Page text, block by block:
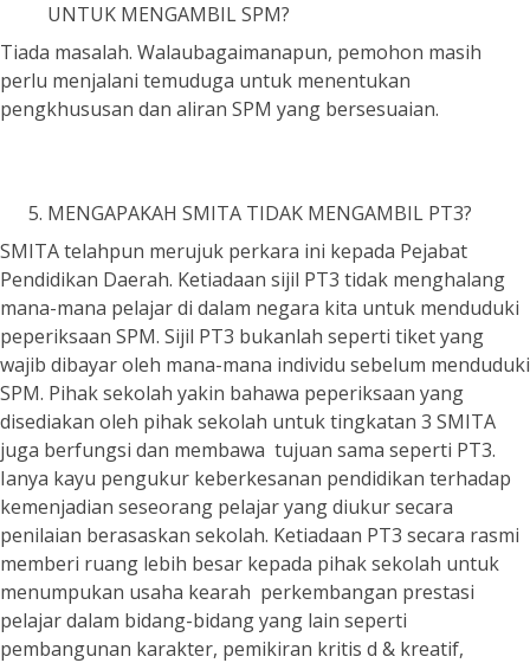
UNTUK MENGAMBIL SPM?
Tiada masalah. Walaubagaimanapun, pemohon masih
perlu menjalani temuduga untuk menentukan
pengkhususan dan aliran SPM yang bersesuaian.
MENGAPAKAH SMITA TIDAK MENGAMBIL PT3?
SMITA telahpun merujuk perkara ini kepada Pejabat
Pendidikan Daerah. Ketiadaan sijil PT3 tidak menghalang
mana-mana pelajar di dalam negara kita untuk menduduki
peperiksaan SPM. Sijil PT3 bukanlah seperti tiket yang
wajib dibayar oleh mana-mana individu sebelum menduduki
SPM. Pihak sekolah yakin bahawa peperiksaan yang
disediakan oleh pihak sekolah untuk tingkatan 3 SMITA
juga berfungsi dan membawa tujuan sama seperti PT3.
Ianya kayu pengukur keberkesanan pendidikan terhadap
kemenjadian seseorang pelajar yang diukur secara
penilaian berasaskan sekolah. Ketiadaan PT3 secara rasmi
memberi ruang lebih besar kepada pihak sekolah untuk
menumpukan usaha kearah perkembangan prestasi
pelajar dalam bidang-bidang yang lain seperti
pembangunan karakter, pemikiran kritis d & kreatif,